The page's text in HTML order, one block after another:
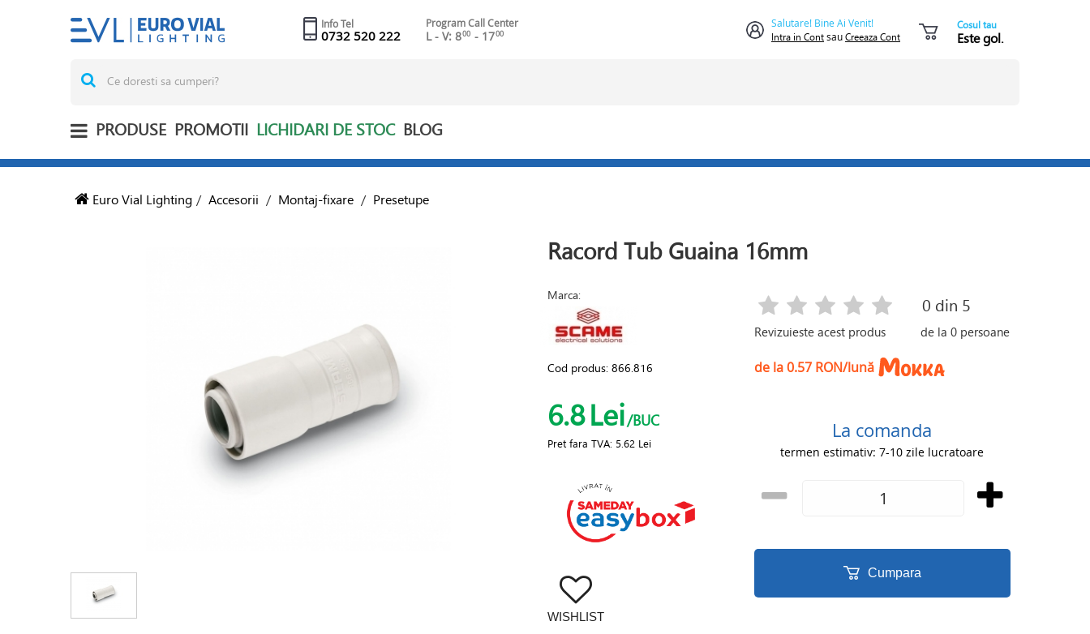
Info Tel
0732 520 222
Program Call Center
L - V: 800 - 1700
Salutare! Bine Ai Venit!
Intra in ContsauCreeaza Cont
Cosul tau
Este gol.
PRODUSE PROMOTII LICHIDARI DE STOC BLOG
Euro Vial Lighting / Accesorii / Montaj-fixare / Presetupe
Racord Tub Guaina 16mm
Marca:
Cod produs:866.816
6.8Lei/BUC
Pret fara TVA: 5.62 Lei
WISHLIST
Revizuieste acest produs
0 din 5
de la0 persoane
de la 0.57 RON/lună
La comanda
termen estimativ: 7-10 zile lucratoare
Cumpara